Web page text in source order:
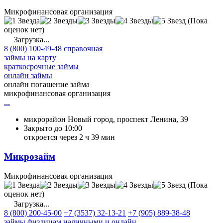
Микрофинансовая организация
(Пока
оценок нет)
Загрузка...
8 (800) 100-49-48 справочная
займы на карту
краткосрочные займы
онлайн займы
онлайн погашение займа
микрофинансовая организация
...
микрорайон Новый город, проспект Ленина, 39
Закрыто до 10:00
откроется через 2 ч 39 мин
Микрозайм
Микрофинансовая организация
(Пока
оценок нет)
Загрузка...
8 (800) 200-45-00 +7 (3537) 32-13-21 +7 (905) 889-38-48